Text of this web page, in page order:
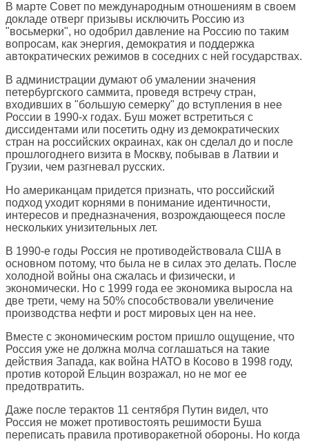
В марте Совет по международным отношениям в своем
докладе отверг призывы исключить Россию из
"восьмерки", но одобрил давление на Россию по таким
вопросам, как энергия, демократия и поддержка
автократических режимов в соседних с ней государствах.
В администрации думают об умалении значения
петербургского саммита, проведя встречу стран,
входивших в "большую семерку" до вступления в нее
России в 1990-х годах. Буш может встретиться с
диссидентами или посетить одну из демократических
стран на российских окраинах, как он сделал до и после
прошлогоднего визита в Москву, побывав в Латвии и
Грузии, чем разгневал русских.
Но американцам придется признать, что российский
подход уходит корнями в понимание идентичности,
интересов и предназначения, возрождающееся после
нескольких унизительных лет.
В 1990-е годы Россия не противодействовала США в
основном потому, что была не в силах это делать. После
холодной войны она сжалась и физически, и
экономически. Но с 1999 года ее экономика выросла на
две трети, чему на 50% способствовали увеличение
производства нефти и рост мировых цен на нее.
Вместе с экономическим ростом пришло ощущение, что
Россия уже не должна молча соглашаться на такие
действия Запада, как война НАТО в Косово в 1998 году,
против которой Ельцин возражал, но не мог ее
предотвратить.
Даже после терактов 11 сентября Путин видел, что
Россия не может противостоять решимости Буша
переписать правила противоракетной обороны. Но когда